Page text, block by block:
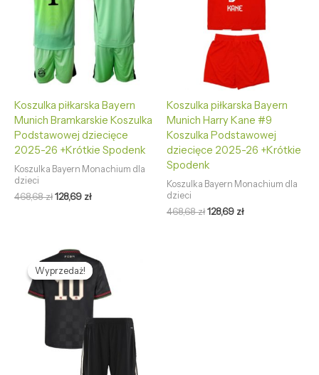
Koszulka piłkarska Bayern
Munich Bramkarskie Koszulka
Podstawowej dziecięce
2025-26 +Krótkie Spodenk
Koszulka Bayern Monachium dla
dzieci
468,68zł128,69 zł
Koszulka piłkarska Bayern
Munich Harry Kane #9
Koszulka Podstawowej
dziecięce 2025-26 +Krótkie
Spodenk
Koszulka Bayern Monachium dla
dzieci
468,68zł128,69 zł
Wyprzedaż!
Wyprzedaż!
Pierwotna
cena
wynosiła:
cena
wynosi:
128,69 zł.